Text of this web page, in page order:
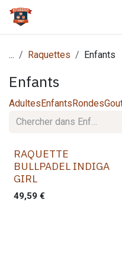
Se rendre au contenu
... Raquettes Enfants
Enfants
AdultesEnfantsRondes
RAQUETTE
BULLPADEL INDIGA
GIRL
49,59 €